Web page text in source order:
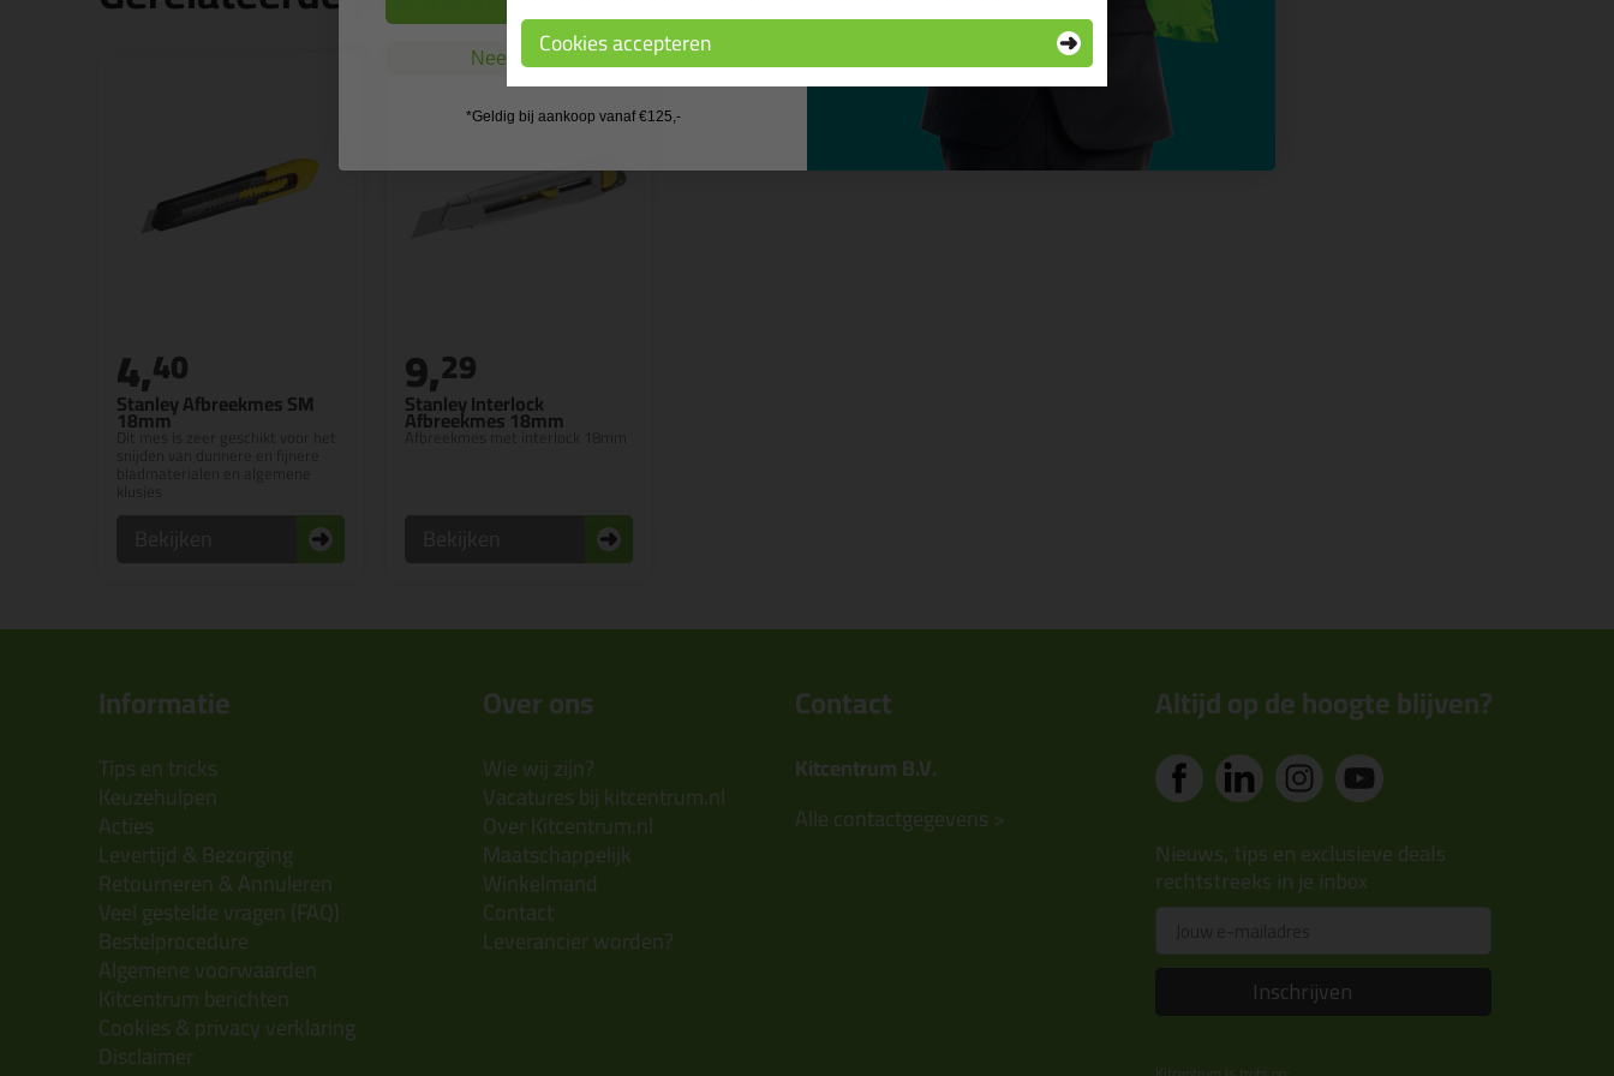
Stanley Afbreekmes SM
18mm
Dit mes is zeer geschikt voor het
4,40
Stanley Interlock
Afbreekmes 18mm
Afbreekmes met interlock 18mm
9,29
Informatie
Tips en tricks
Keuzehulpen
Acties
Levertijd & Bezorging
Retourneren & Annuleren
Veel gestelde vragen (FAQ)
Bestelprocedure
Algemene voorwaarden
Kitcentrum berichten
Cookies & privacy verklaring
Disclaimer
Over ons
Wie wij zijn?
Vacatures bij kitcentrum.nl
Over Kitcentrum.nl
Maatschappelijk
Winkelmand
Contact
Leverancier worden?
Contact
Kitcentrum B.V.
Alle contactgegevens >
Altijd op de hoogte blijven?
Nieuws, tips en exclusieve deals
rechtstreeks in je inbox
Inschrijven
Cookies accepteren
Nee, ik wil geen cadeau
*Geldig bij aankoop vanaf €125,-